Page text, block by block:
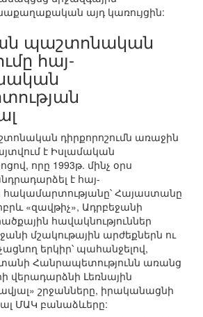
այդ կառույցին:
պաշտոնական
հայ-
դիրքորոշումն առաջին
է Իսլամական
որը 1993թ. մինչ օրս
է հայ-
Հայաստանը
«զավթիչ», Ադրբեջանի
հավակնություններ
մշակութային արժեքներն ու
երկիր՝ պահանջելով,
Հանրապետությունն առանց
վերադարձնի Լեռնային
շրջանները, իրականացնի
ՄԱԿ բանաձևերը: